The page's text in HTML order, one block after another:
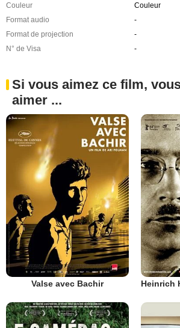
Couleur
Couleur
Format audio
-
Format de projection
-
N° de Visa
-
Si vous aimez ce film,
aimer ...
Valse avec Bachir